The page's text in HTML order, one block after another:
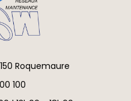
Roquemaure
100